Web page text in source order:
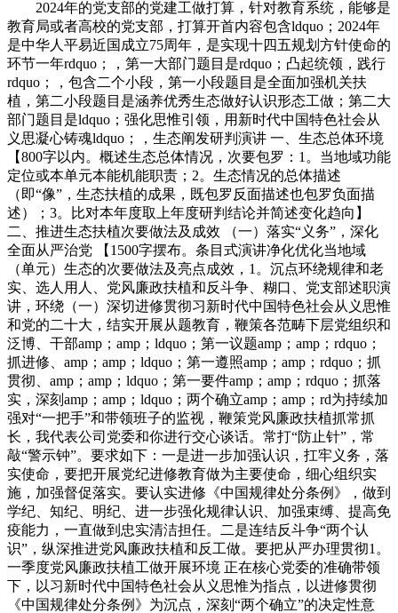
2024年的党支部的党建工做打算，针对教育系统，能够是
教育局或者高校的党支部，打算开首内容包含ldquo；2024年
是中华人平易近国成立75周年，是实现十四五规划方针使命的
环节一年rdquo；，第一大部门题目是rdquo；凸起统领，践行
rdquo；，包含二个小段，第一小段题目是全面加强机关扶
植，第二小段题目是涵养优秀生态做好认识形态工做；第二大
部门题目是ldquo；强化思惟引领，用新时代中国特色社会从
义思凝心铸魂ldquo；，生态阐发研判演讲 一、生态总体环境
【800字以内。概述生态总体情况，次要包罗：1。当地域功能
定位或本单元本能机能职责；2。生态情况的总体描述
（即“像”，生态扶植的成果，既包罗反面描述也包罗负面描
述）；3。比对本年度取上年度研判结论并简述变化趋向】
二、推进生态扶植次要做法及成效 （一）落实“义务”，深化
全面从严治党 【1500字摆布。条目式演讲净化优化当地域
（单元）生态的次要做法及亮点成效，1。沉点环绕规律和老
实、选人用人、党风廉政扶植和反斗争、糊口、党支部述职演
讲，环绕（一）深切进修贯彻习新时代中国特色社会从义思惟
和党的二十大，结实开展从题教育，鞭策各范畴下层党组织和
泛博、干部amp；amp；ldquo；第一议题amp；amp；rdquo；
抓进修、amp；amp；ldquo；第一遵照amp；amp；rdquo；抓
贯彻、amp；amp；ldquo；第一要件amp；amp；rdquo；抓落
实，深刻amp；amp；ldquo；两个确立amp；amp；rd为持续加
强对“一把手”和带领班子的监视，鞭策党风廉政扶植抓常抓
长，我代表公司党委和你进行交心谈话。常打“防止针”，常
敲“警示钟”。要求如下：一是进一步加强认识，扛牢义务，落
实使命，要把开展党纪进修教育做为主要使命，细心组织实
施，加强督促落实。要认实进修《中国规律处分条例》，做到
学纪、知纪、明纪、进一步强化规律认识、加强束缚、提高免
疫能力，一直做到忠实清洁担任。二是连结反斗争“两个认
识”，纵深推进党风廉政扶植和反工做。要把从严办理贯彻1。
一季度党风廉政扶植工做开展环境 正在核心党委的准确带领
下，以习新时代中国特色社会从义思惟为指点，以进修贯彻
《中国规律处分条例》为沉点，深刻“两个确立”的决定性意